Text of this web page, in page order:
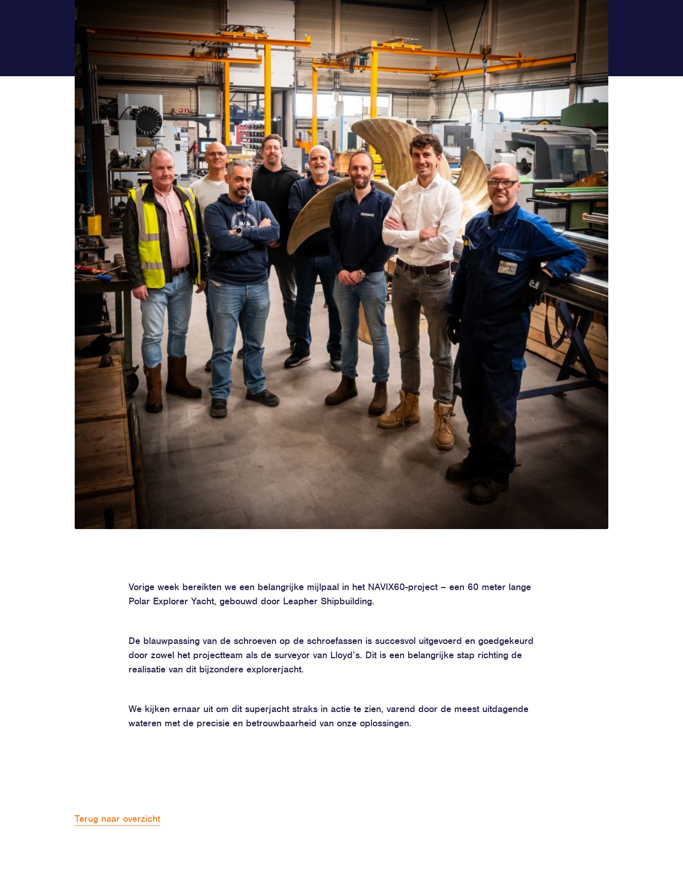
Vorige week bereikten we een belangrijke mijlpaal in het NAVIX60-project – een 60 meter lange
Polar Explorer Yacht, gebouwd door Leapher Shipbuilding.
De blauwpassing van de schroeven op de schroefassen is succesvol uitgevoerd en goedgekeurd
door zowel het projectteam als de surveyor van Lloyd’s. Dit is een belangrijke stap richting de
realisatie van dit bijzondere explorerjacht.
We kijken ernaar uit om dit superjacht straks in actie te zien, varend door de meest uitdagende
wateren met de precisie en betrouwbaarheid van onze oplossingen.
Terug naar overzicht